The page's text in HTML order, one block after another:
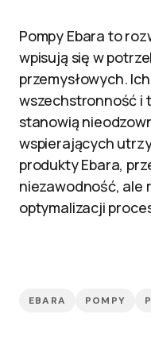
Pompy Ebara to
wpisują się w
przemysłowych.
wszechstronność i
stanowią
wspierających
produkty Ebara,
niezawodność, ale
optymalizacji
EBARA POMPY